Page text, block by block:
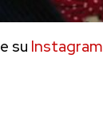
e su Instagram